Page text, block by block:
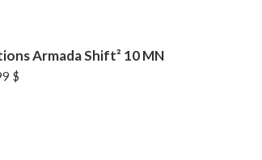
Armada Shift² 10 MN
$